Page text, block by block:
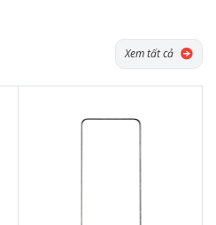
Xem tất cả
Tặng Voucher Giảm giá mua máy